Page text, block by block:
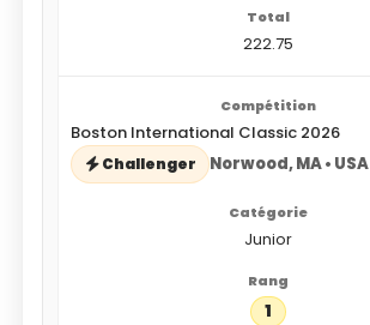
222.75
Boston International Classic 2026
Challenger Norwood, MA • USA
Junior
1